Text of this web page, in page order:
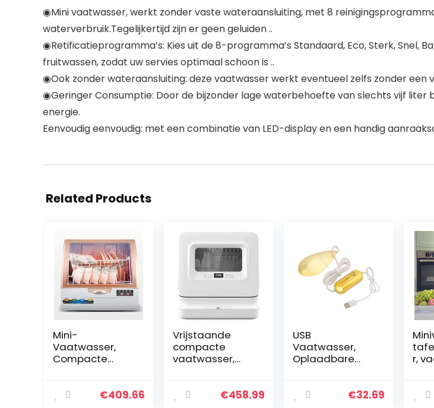
◉Mini vaatwasser, werkt zonder vaste wateraansluiting, met 8
waterverbruik.Tegelijkertijd zijn er geen geluiden ..
◉Retificatieprogramma’s: Kies uit de 8-programma’s Standaard, Eco, Sterk, Snel,
fruitwassen, zodat uw servies optimaal schoon is ..
◉Ook zonder wateraansluiting: deze vaatwasser werkt eventueel zelfs zonder
◉Geringer Consumptie: Door de bijzonder lage waterbehoefte van slechts vijf
energie.
Eenvoudig eenvoudig: met een combinatie van LED-display en een handig
Related Products
Mini-
Vaatwasser,
Compacte
Draagbare
€409.66
Vrijstaande
compacte
vaatwasser,
draagbare
€458.99
USB
Vaatwasser,
Oplaadbare
Stijl Ultrasone
€32.69
r,